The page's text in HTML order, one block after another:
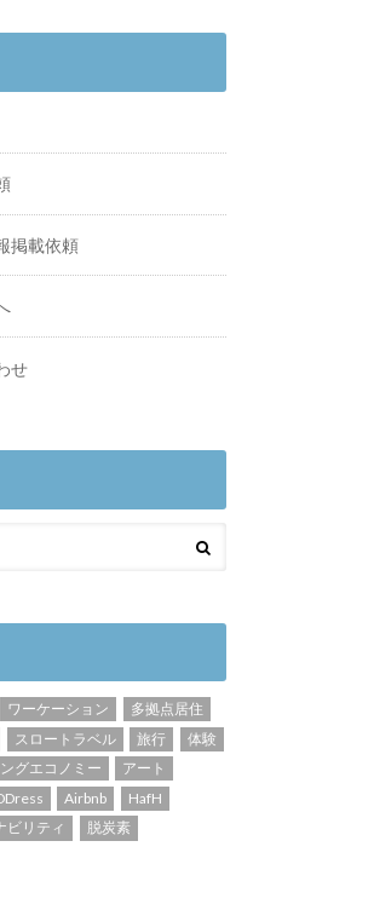
掲載依頼
せ
ワーケーション
多拠点居住
スロートラベル 旅行
体験
グエコノミー
アート
Airbnb
HafH
ビリティ 脱炭素